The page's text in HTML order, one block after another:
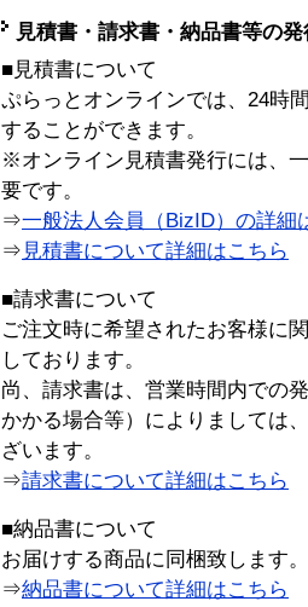
見積書・請求書・納品書等の
■見積書について
ぷらっとオンラインでは、24時
することができます。
※オンライン見積書発行には、
要です。
⇒一般法人会員（BizID）の詳細
⇒ 見積書について詳細はこちら
■請求書について
ご注文時に希望されたお客様に
しております。
尚、請求書は、営業時間内での
かかる場合等）によりましては
ざいます。
⇒請求書について詳細はこちら
■納品書について
お届けする商品に同梱致します。
⇒納品書について詳細はこちら